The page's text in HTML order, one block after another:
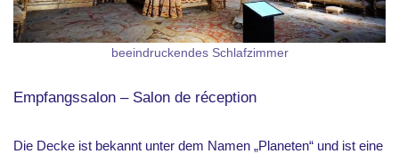
beeindruckendes Schlafzimmer
Empfangssalon – Salon de réception
Die Decke ist bekannt unter dem Namen „Planeten“ und ist eine